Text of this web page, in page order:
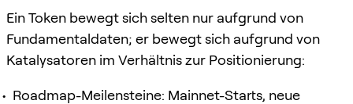
Ein Token bewegt sich selten nur aufgrund von
Fundamentaldaten; er bewegt sich aufgrund von
Katalysatoren im Verhältnis zur Positionierung:
Roadmap-Meilensteine: Mainnet-Starts, neue